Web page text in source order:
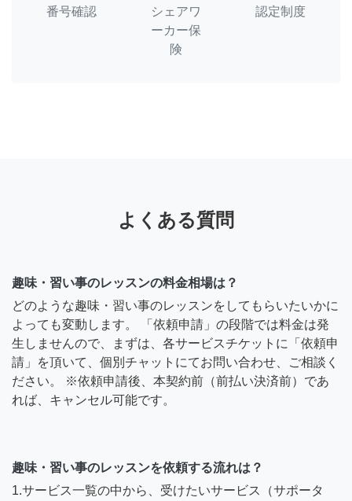
番号確認
シェアワ
ーカー保
険
認定制度
よくある質問
趣味・習い事のレッスンの料金相場は？
どのような趣味・習い事のレッスンをしてもらいたいかに
よっても変動します。 「依頼申請」の段階では料金は発
生しませんので、まずは、各サービスチケットに「依頼申
請」を頂いて、個別チャットにてお問い合わせ、ご相談く
ださい。 ※依頼申請後、本契約前（前払い決済前）であ
れば、キャンセル可能です。
趣味・習い事のレッスンを依頼する流れは？
1.サービス一覧の中から、受けたいサービス（サポータ